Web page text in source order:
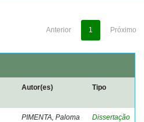
Anterior 1 Próximo
Autor(es) Tipo
PIMENTA, Paloma
Dissertação